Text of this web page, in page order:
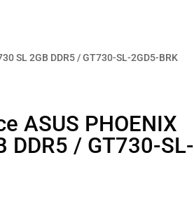
SL 2GB DDR5 / GT730-SL-2GD5-BRK
ASUS PHOENIX
DDR5 / GT730-SL-